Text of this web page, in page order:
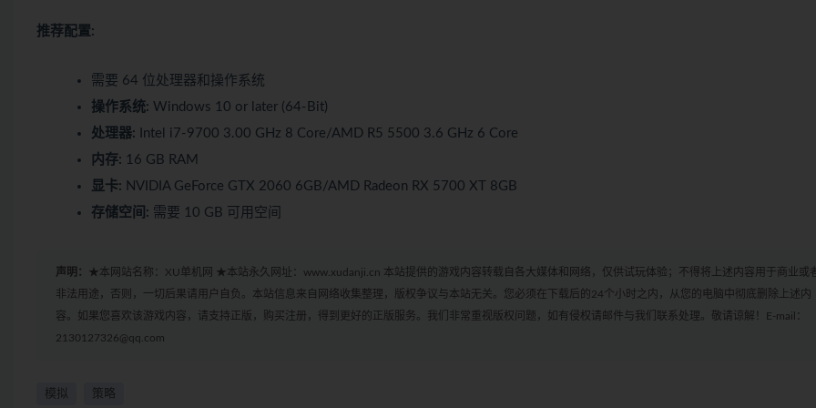
推荐配置:
需要 64 位处理器和操作系统
操作系统: Windows 10 or later (64-Bit)
处理器: Intel i7-9700 3.00 GHz 8 Core/AMD R5 5500 3.6 GHz 6 Core
内存: 16 GB RAM
显卡: NVIDIA GeForce GTX 2060 6GB/AMD Radeon RX 5700 XT 8GB
存储空间: 需要 10 GB 可用空间
声明： ★本网站名称：XU单机网 ★本站永久网址：www.xudanji.cn 本站提供的游戏内容转载自各大媒体和网络，仅供试玩体验；不得将上述内容用于商业或
非法用途，否则，一切后果请用户自负。本站信息来自网络收集整理，版权争议与本站无关。您必须在下载后的24个小时之内，从您的电脑中彻底删除上述内
容。如果您喜欢该游戏内容，请支持正版，购买注册，得到更好的正版服务。我们非常重视版权问题，如有侵权请邮件与我们联系处理。敬请谅解！E-mail：
2130127326@qq.com
模拟 策略